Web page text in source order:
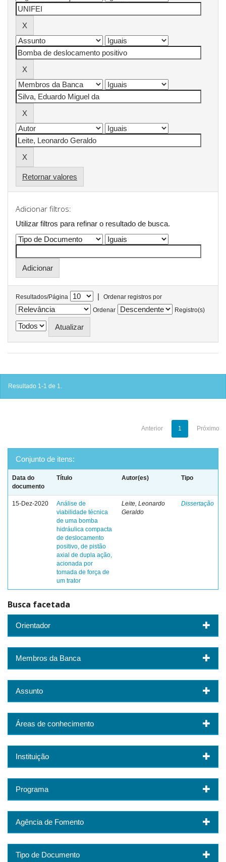
Retornar valores
Adicionar filtros:
Utilizar filtros para refinar o resultado de busca.
Resultados/Página |
Ordenar registros por
Ordenar
Registro(s)
Resultado 1-1 de 1.
Anterior 1 Próximo
Conjunto de itens:
Data do
documento
Título Autor(es) Tipo
15-Dez-2020
Análise de
viabilidade técnica
de uma bomba
hidráulica compacta
de deslocamento
positivo, de pistão
axial de dupla ação,
acionada por
tomada de força de
um trator
Leite, Leonardo
Geraldo
Dissertação
Busca facetada
Orientador
Membros da Banca
Assunto
Áreas de conhecimento
Instituição
Programa
Agência de Fomento
Tipo de Documento